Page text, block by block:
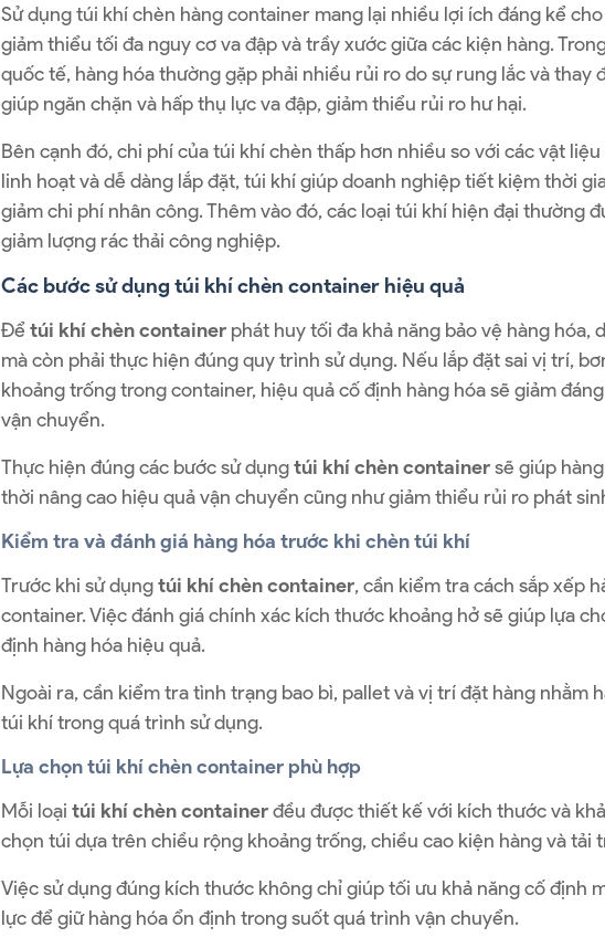
Sử dụng túi khí chèn hàng container mang lại nhiều lợi ích đáng kể
giảm thiểu tối đa nguy cơ va đập và trầy xước giữa các kiện hàng.
quốc tế, hàng hóa thường gặp phải nhiều rủi ro do sự rung lắc và
giúp ngăn chặn và hấp thụ lực va đập, giảm thiểu rủi ro hư hại.
Bên cạnh đó, chi phí của túi khí chèn thấp hơn nhiều so với các vật
linh hoạt và dễ dàng lắp đặt, túi khí giúp doanh nghiệp tiết kiệm thời
giảm chi phí nhân công. Thêm vào đó, các loại túi khí hiện đại thường
giảm lượng rác thải công nghiệp.
Các bước sử dụng túi khí chèn container hiệu quả
Đểtúi khí chèn container phát huy tối đa khả năng bảo vệ hàng
mà còn phải thực hiện đúng quy trình sử dụng. Nếu lắp đặt sai vị trí,
khoảng trống trong container, hiệu quả cố định hàng hóa sẽ giảm
vận chuyển.
Thực hiện đúng các bước sử dụngtúi khí chèn containersẽ giúp
thời nâng cao hiệu quả vận chuyển cũng như giảm thiểu rủi ro phát
Kiểm tra và đánh giá hàng hóa trước khi chèn túi khí
Trước khi sử dụngtúi khí chèn container, cần kiểm tra cách sắp xếp
container. Việc đánh giá chính xác kích thước khoảng hở sẽ giúp lựa
định hàng hóa hiệu quả.
Ngoài ra, cần kiểm tra tình trạng bao bì, pallet và vị trí đặt hàng nhằm
túi khí trong quá trình sử dụng.
Lựa chọn túi khí chèn container phù hợp
Mỗi loại túi khí chèn containerđều được thiết kế với kích thước và
chọn túi dựa trên chiều rộng khoảng trống, chiều cao kiện hàng và tải
Việc sử dụng đúng kích thước không chỉ giúp tối ưu khả năng cố định
lực để giữ hàng hóa ổn định trong suốt quá trình vận chuyển.